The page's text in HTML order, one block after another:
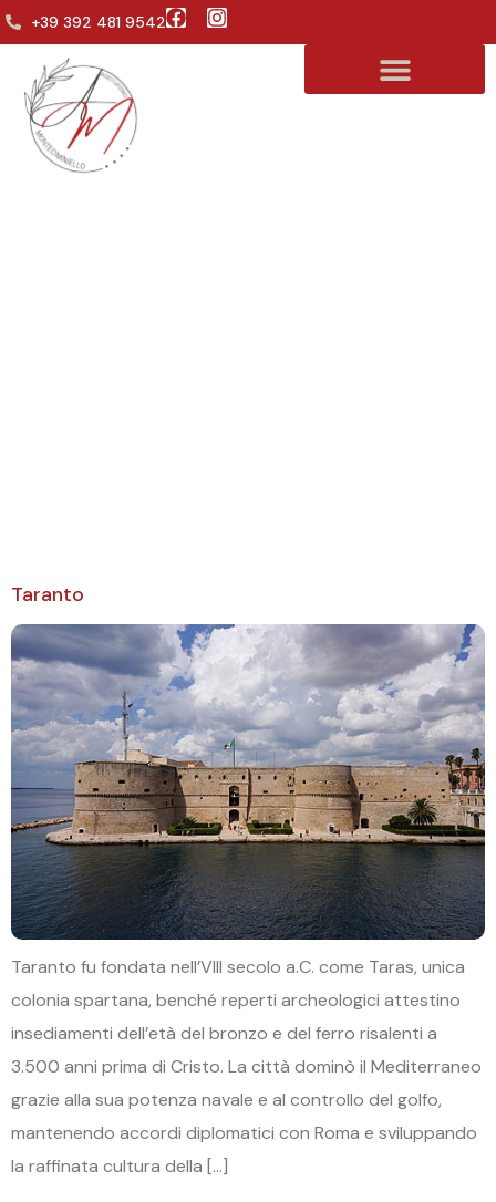
+39 392 481 9542
Taranto
Taranto fu fondata nell’VIII secolo a.C. come Taras, unica
colonia spartana, benché reperti archeologici attestino
insediamenti dell’età del bronzo e del ferro risalenti a
3.500 anni prima di Cristo. La città dominò il Mediterraneo
grazie alla sua potenza navale e al controllo del golfo,
mantenendo accordi diplomatici con Roma e sviluppando
la raffinata cultura della […]